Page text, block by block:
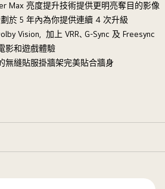
Max 亮度提升技術提供更明亮奪目的影像
劃於 5 年內為你提供連續 4 次升級
Vision，加上 VRR、G-Sync 及 Freesync
影和遊戲體驗
無縫貼服掛牆架完美貼合牆身